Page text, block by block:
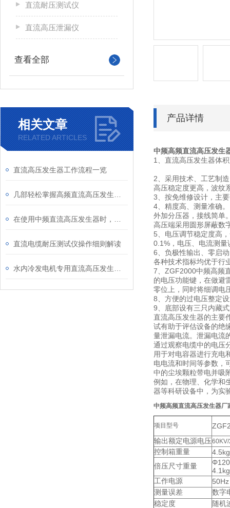
直流耐压测试仪
直流高压泄漏仪
查看全部
相关文章
RELATED ARTICLES
直流高压发生器工作流程一览
直流电缆耐压测试仪操作细则解读
产品详情
中频高频直流高压发生
1、直流高压发生器体
2、采用技术、工艺制
高压稳定度更高，波纹
3、按免维修设计，主
4、精度高、测量准确
外加分压器，接线简单
高压端采用圆形屏蔽数
5、电压调节稳定度高
0.1%，电压、电流测
6、负极性输出、零启
各种技术指标均优于行
7、ZGF2000中频高频
的电压功能键，在做避
零位上，同时将细调电
8、方便的过电压整定
9、底部设有三只内藏
直流高压发生器的主要
试有助于评估设备的绝
量泄漏电流。泄漏电流
通过观察电缆中的电压
用于对电容器进行充电
电电流和时间等参数，
中的尘埃颗粒带电并吸
例如，在物理、化学和
器等科研设备中，为实
中频高频直流高压发生器厂
项目型号
输出额定电源电压
控制箱重量
4.5kg
倍压尺寸重量
4.1kg
工作电源
测量误差
数字
稳定度
随机